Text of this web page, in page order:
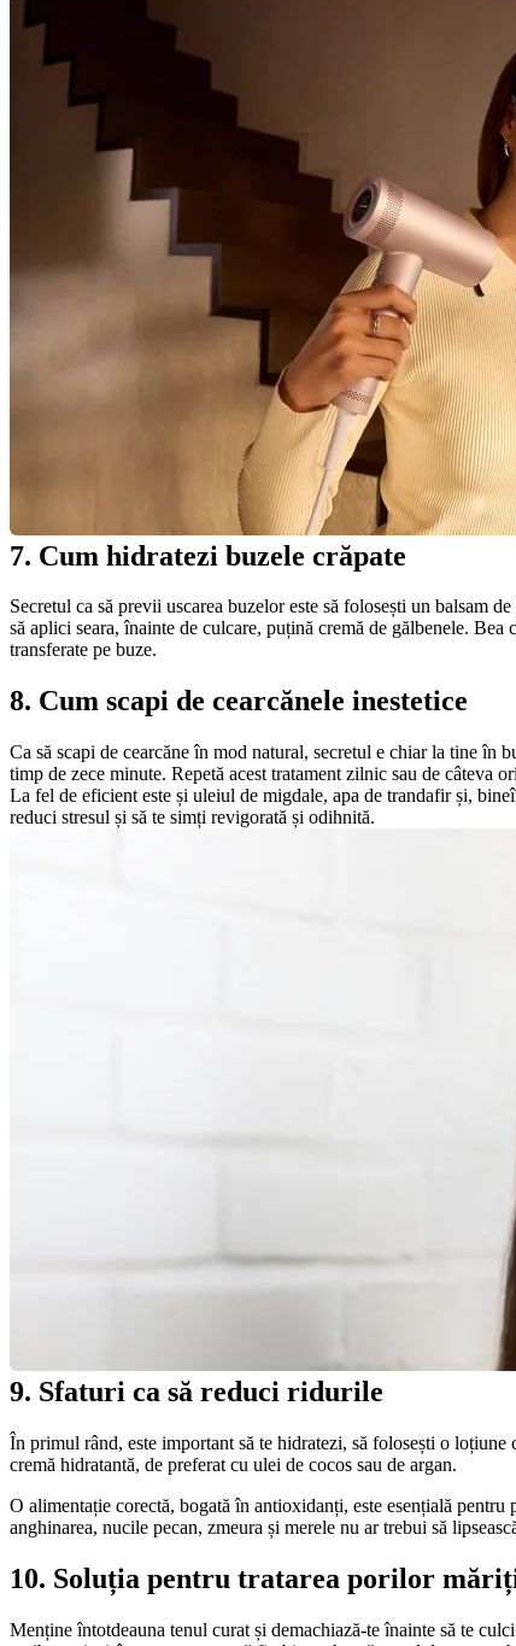
7. Cum hidratezi buzele crăpate
Secretul ca să previi uscarea buzelor este să folosești un balsam
să aplici seara, înainte de culcare, puțină cremă de gălbenele.
transferate pe buze.
8. Cum scapi de cearcănele inestetice
Ca să scapi de cearcăne în mod natural, secretul e chiar la tine în
timp de zece minute. Repetă acest tratament zilnic sau de câteva
La fel de eficient este și uleiul de migdale, apa de trandafir și,
reduci stresul și să te simți revigorată și odihnită.
9. Sfaturi ca să reduci ridurile
În primul rând, este important să te hidratezi, să folosești o
cremă hidratantă, de preferat cu ulei de cocos sau de argan.
O alimentație corectă, bogată în antioxidanți, este esențială
anghinarea, nucile pecan, zmeura și merele nu ar trebui să
10. Soluția pentru tratarea porilor
Menține întotdeauna tenul curat și demachiază-te înainte să te